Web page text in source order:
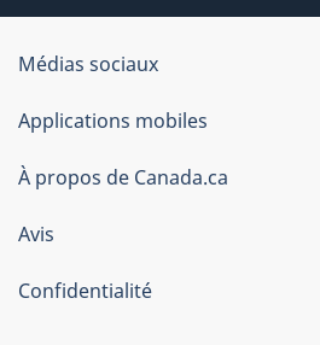
Organisation
du
gouvernement
du
Canada
Médias sociaux
Applications mobiles
À propos de Canada.ca
Avis
Confidentialité